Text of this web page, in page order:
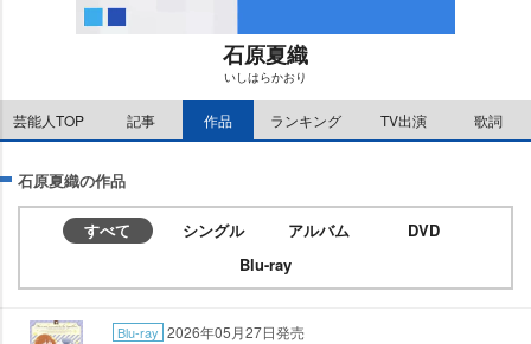
M
u
t
石原夏織
いしはらかおり
芸能人TOP 記事 作品 ランキング TV出演 歌詞
石原夏織の作品
すべて シングル アルバム
DVD
Blu-ray
Blu-ray 2026年05月27日発売